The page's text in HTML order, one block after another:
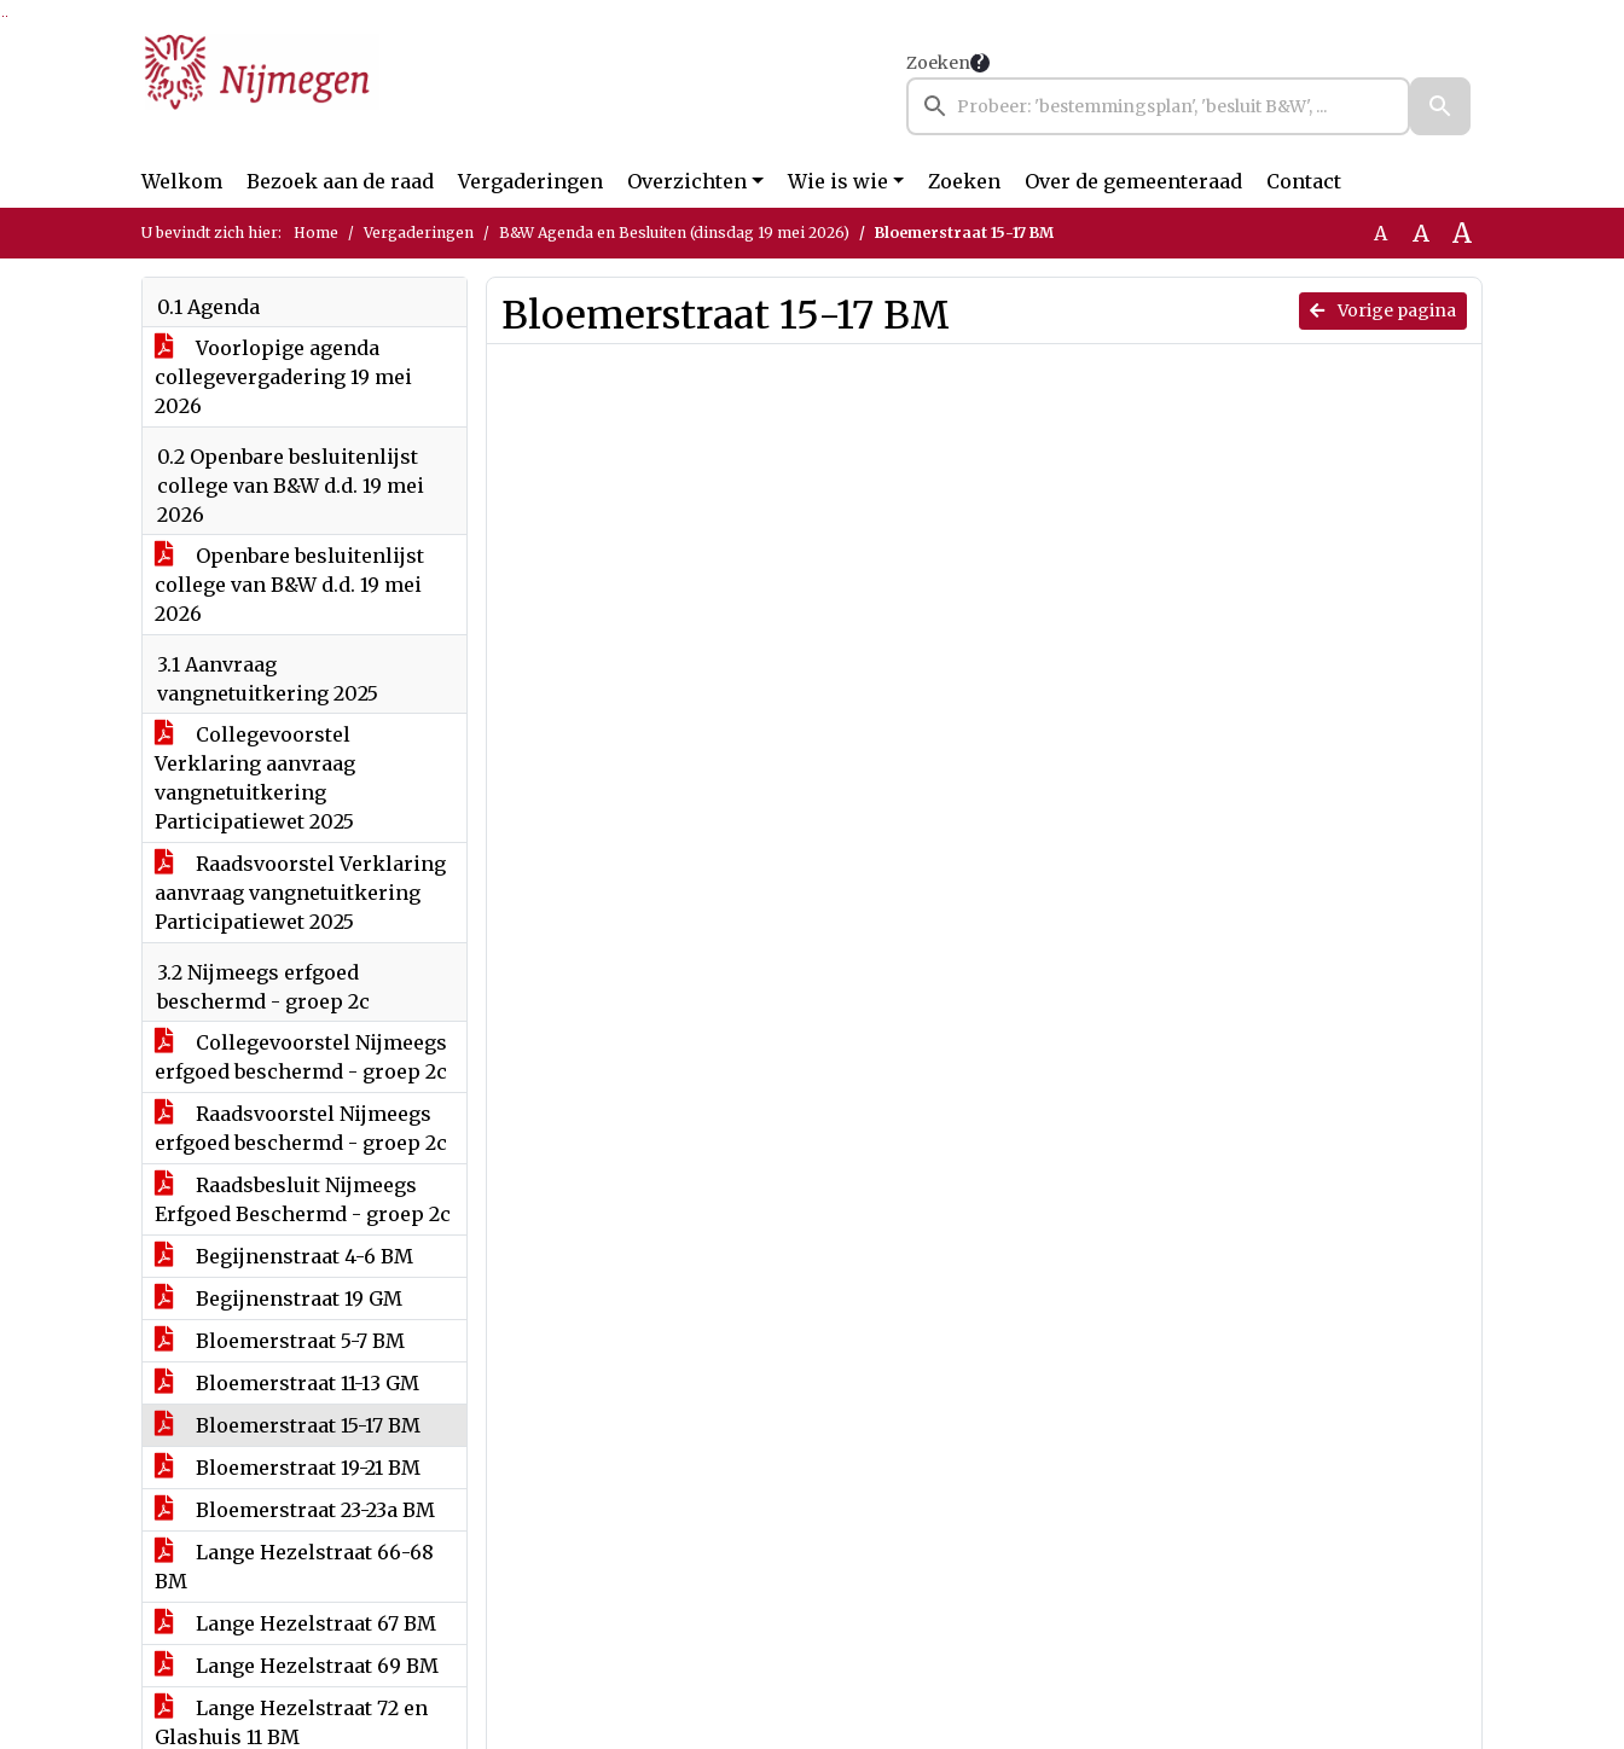
Ga naar de inhoud van deze pagina
Ga naar het zoeken
Ga naar het menu
Zoeken
Welkom Bezoek aan de raad Vergaderingen Overzichten Wie is wie Zoeken Over de gemeenteraad Contact
U bevindt zich hier: Home Vergaderingen B&W Agenda en Besluiten (dinsdag 19 mei 2026) Bloemerstraat 15-17 BM A A A
0.1 Agenda
Voorlopige agenda
collegevergadering 19 mei
2026
0.2 Openbare besluitenlijst
college van B&W d.d. 19 mei
2026
Openbare besluitenlijst
college van B&W d.d. 19 mei
2026
3.1 Aanvraag
vangnetuitkering 2025
Collegevoorstel
Verklaring aanvraag
vangnetuitkering
Participatiewet 2025
Raadsvoorstel Verklaring
aanvraag vangnetuitkering
Participatiewet 2025
3.2 Nijmeegs erfgoed
beschermd - groep 2c
Collegevoorstel Nijmeegs
erfgoed beschermd - groep 2c
Raadsvoorstel Nijmeegs
erfgoed beschermd - groep 2c
Raadsbesluit Nijmeegs
Erfgoed Beschermd - groep 2c
Begijnenstraat 4-6 BM
Begijnenstraat 19 GM
Bloemerstraat 5-7 BM
Bloemerstraat 11-13 GM
Bloemerstraat 15-17 BM
Bloemerstraat 19-21 BM
Bloemerstraat 23-23a BM
Lange Hezelstraat 66-68
BM
Lange Hezelstraat 67 BM
Lange Hezelstraat 69 BM
Lange Hezelstraat 72 en
Glashuis 11 BM
Vorige pagina
Bloemerstraat 15-17 BM